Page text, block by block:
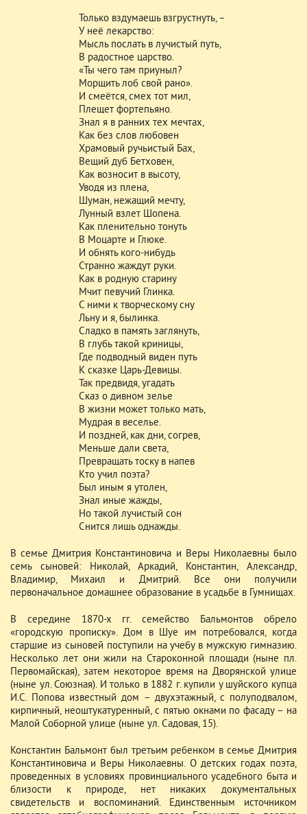
Только вздумаешь взгрустнуть, –
У неё лекарство:
Мысль послать в лучистый путь,
В радостное царство.
«Ты чего там приуныл?
Морщить лоб свой рано».
И смеётся, смех тот мил,
Плещет фортепьяно.
Знал я в ранних тех мечтах,
Как без слов любовен
Храмовый ручьистый Бах,
Вещий дуб Бетховен,
Как возносит в высоту,
Уводя из плена,
Шуман, нежащий мечту,
Лунный взлет Шопена.
Как пленительно тонуть
В Моцарте и Глюке.
И обнять кого-нибудь
Странно жаждут руки.
Как в родную старину
Мчит певучий Глинка.
С ними к творческому сну
Льну и я, былинка.
Сладко в память заглянуть,
В глубь такой криницы,
Где подводный виден путь
К сказке Царь-Девицы.
Так предвидя, угадать
Сказ о дивном зелье
В жизни может только мать,
Мудрая в веселье.
И поздней, как дни, согрев,
Меньше дали света,
Превращать тоску в напев
Кто учил поэта?
Был иным я утолен,
Знал иные жажды,
Но такой лучистый сон
Снится лишь однажды.
В семье Дмитрия Константиновича и Веры Николаевны было
семь сыновей: Николай, Аркадий, Константин, Александр,
Владимир, Михаил и Дмитрий. Все они получили
первоначальное домашнее образование в усадьбе в Гумнищах.
В середине 1870-х гг. семейство Бальмонтов обрело
«городскую прописку». Дом в Шуе им потребовался, когда
старшие из сыновей поступили на учебу в мужскую гимназию.
Несколько лет они жили на Староконной площади (ныне пл.
Первомайская), затем некоторое время на Дворянской улице
(ныне ул. Союзная). И только в 1882 г. купили у шуйского купца
И.С. Попова известный дом – двухэтажный, с полуподвалом,
кирпичный, неоштукатуренный, с пятью окнами по фасаду – на
Малой Соборной улице (ныне ул. Садовая, 15).
Константин Бальмонт был третьим ребенком в семье Дмитрия
Константиновича и Веры Николаевны. О детских годах поэта,
проведенных в условиях провинциального усадебного быта и
близости к природе, нет никаких документальных
свидетельств и воспоминаний. Единственным источником